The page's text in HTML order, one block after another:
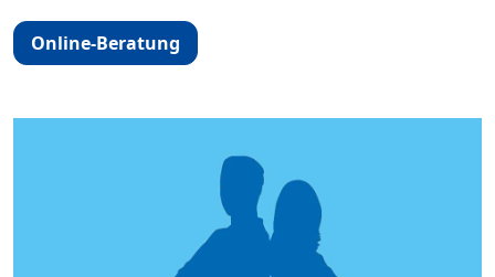
Online-Beratung